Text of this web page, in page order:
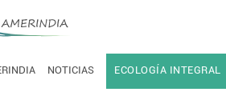
NOTICIAS ECOLOGÍA INTEGRAL